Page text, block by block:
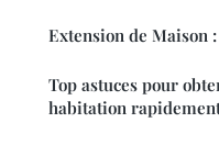
Extension de Maison
Top astuces pour
habitation